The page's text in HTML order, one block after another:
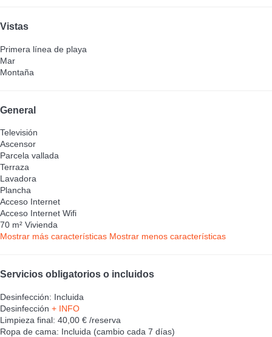
Vistas
Primera línea de playa
Mar
Montaña
General
Televisión
Ascensor
Parcela vallada
Terraza
Lavadora
Plancha
Acceso Internet
Acceso Internet Wifi
70 m² Vivienda
Mostrar más características Mostrar menos características
Servicios obligatorios o incluidos
Desinfección: Incluida
Desinfección + INFO
Limpieza final: 40,00 € /reserva
Ropa de cama: Incluida (cambio cada 7 días)